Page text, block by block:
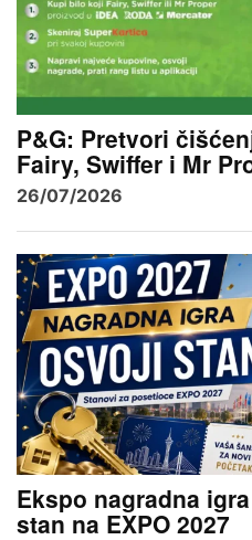
P&G: Pretvori
Fairy, Swiffer i Mr
26/07/2026
Ekspo nagradna
stan na EXPO 2027